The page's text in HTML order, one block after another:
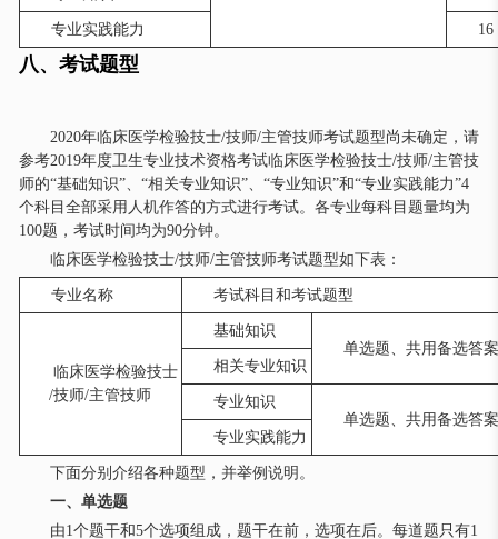
专业实践能力 16
八、考试题型
2020年临床医学检验技士/技师/主管技师考试题型尚未确定，请
参考2019年度卫生专业技术资格考试临床医学检验技士/技师/主管技
师的“基础知识”、“相关专业知识”、“专业知识”和“专业实践能力”4
个科目全部采用人机作答的方式进行考试。各专业每科目题量均为
100题，考试时间均为90分钟。
临床医学检验技士/技师/主管技师考试题型如下表：
专业名称 考试科目和考试题型
临床医学检验技士
/技师/主管技师
基础知识
单选题、共用备选答
相关专业知识
专业知识
单选题、共用备选答
专业实践能力
下面分别介绍各种题型，并举例说明。
一、单选题
由1个题干和5个选项组成，题干在前，选项在后。每道题只有1